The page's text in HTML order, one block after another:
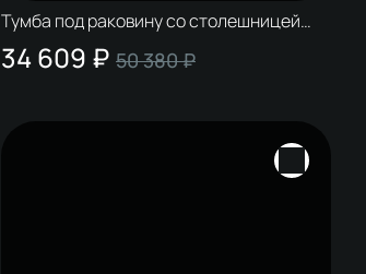
Тумба под раковину со столешницей
STWORKI Колдинг 80 антрацит,
сатиновая белая
34 609 ₽ 50 380 ₽